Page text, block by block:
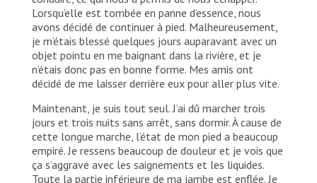
Lorsqu’elle est tombée en panne d’essence, nous
avons décidé de continuer à pied. Malheureusement,
je m’étais blessé quelques jours auparavant avec un
objet pointu en me baignant dans la rivière, et je
n’étais donc pas en bonne forme. Mes amis ont
décidé de me laisser derrière eux pour aller plus vite.
Maintenant, je suis tout seul. J’ai dû marcher trois
jours et trois nuits sans arrêt, sans dormir. À cause de
cette longue marche, l’état de mon pied a beaucoup
empiré. Je ressens beaucoup de douleur et je vois que
ça s’aggrave avec les saignements et les liquides.
Toute la partie inférieure de ma jambe est enflée. Je